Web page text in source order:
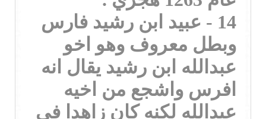
14 - عبيد ابن رشيد فارس
وبطل معروف وهو اخو
عبدالله ابن رشيد يقال انه
افرس واشجع من اخيه
عبدالله لكنه كان زاهدا في